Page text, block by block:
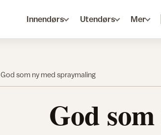
Innendørs Utendørs Mer
God som ny med spraymaling
God